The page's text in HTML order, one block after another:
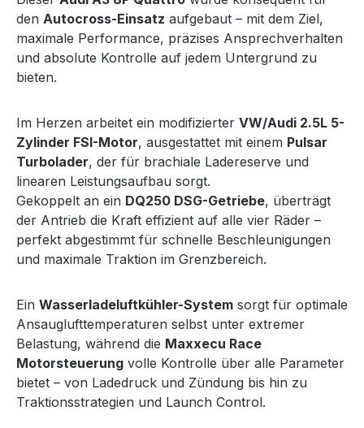
den Autocross-Einsatz aufgebaut – mit dem Ziel,
maximale Performance, präzises Ansprechverhalten
und absolute Kontrolle auf jedem Untergrund zu
bieten.
Im Herzen arbeitet ein modifizierter VW/Audi 2.5L 5-
Zylinder FSI-Motor, ausgestattet mit einem Pulsar
Turbolader, der für brachiale Ladereserve und
linearen Leistungsaufbau sorgt.
Gekoppelt an ein DQ250 DSG-Getriebe, überträgt
der Antrieb die Kraft effizient auf alle vier Räder –
perfekt abgestimmt für schnelle Beschleunigungen
und maximale Traktion im Grenzbereich.
Ein Wasserladeluftkühler-System sorgt für optimale
Ansauglufttemperaturen selbst unter extremer
Belastung, während die Maxxecu Race
Motorsteuerung volle Kontrolle über alle Parameter
bietet – von Ladedruck und Zündung bis hin zu
Traktionsstrategien und Launch Control.